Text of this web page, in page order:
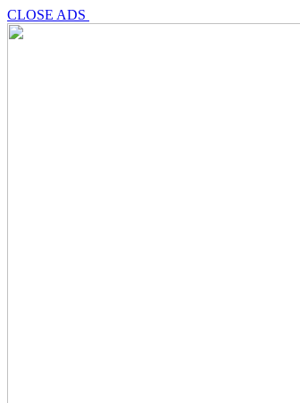
CLOSE ADS